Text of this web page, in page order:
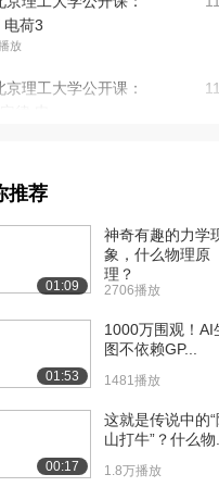
电荷3
放
京理工大学公开课：
律 电...
京理工大学公开课：
定律 电...
京理工大学公开课：
定律 电...
京理工大学公开课：
放
推荐
01:09
神奇有趣的力学
象，什么物理原
理？
2706播放
01:53
1000万围观！AI
图不依赖GP...
1481播放
00:17
这就是传说中的“
山打牛”？什么物...
1.8万播放